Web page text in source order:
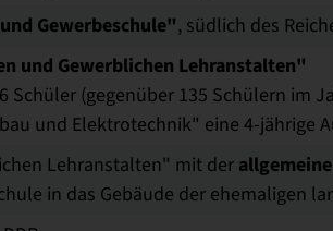
Gewerbeschule", südlich des
und Gewerblichen Lehranstalten"
(gegenüber 135 Schülern im
und Elektrotechnik" eine 4-jährige
Lehranstalten" mit der
in das Gebäude der ehemaligen